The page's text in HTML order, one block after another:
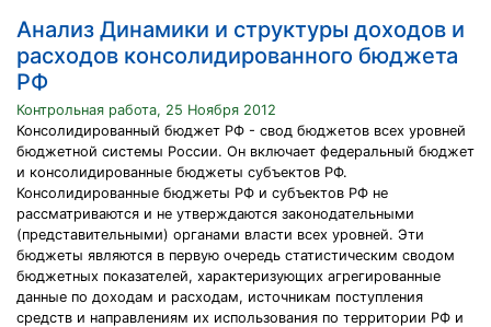
Анализ Динамики и структуры доходов и
расходов консолидированного бюджета
РФ
Контрольная работа, 25 Ноября 2012
Консолидированный бюджет РФ - свод бюджетов всех уровней
бюджетной системы России. Он включает федеральный бюджет
и консолидированные бюджеты субъектов РФ.
Консолидированные бюджеты РФ и субъектов РФ не
рассматриваются и не утверждаются законодательными
(представительными) органами власти всех уровней. Эти
бюджеты являются в первую очередь статистическим сводом
бюджетных показателей, характеризующих агрегированные
данные по доходам и расходам, источникам поступления
средств и направлениям их использования по территории РФ и